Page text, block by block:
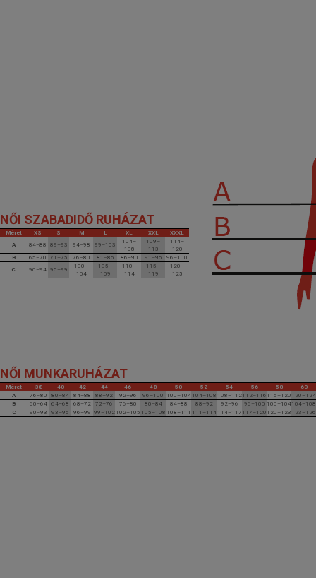
NŐI SZABADIDŐ RUHÁZAT
Méret XS S M L XL XXL
XXXL
A
84–88 89–93 94–98 99–103
104–
108
109–
113
114–
120
B
65–70 71–75 76–80 81–85 86–90 91–95
96–100
C
90–94 95–99
100–
104
105–
109
110–
114
115–
119
120–
125
NŐI MUNKARUHÁZAT
Méret 38 40 42 44 46 48 50 52 54 56 58
60
A
76–80 80–84 84–88 88–92 92–96 96–100 100–104 104–108 108–112112–116 116–120 120–124
B
60–64 64–68 68–72 72–76 76–80 80–84 84–88 88–92 92–96 96–100 100–104104–108
C
90–93 93–96 96–99 99–102 102–105 105–108 108–111 111–114 114–117 117–120 120–123 123–126